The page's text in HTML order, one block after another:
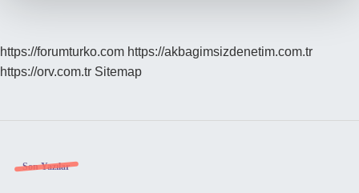
https://forumturko.com https://akbagimsizdenetim.com.tr
https://orv.com.tr Sitemap
Sidebar
Son Yazılar